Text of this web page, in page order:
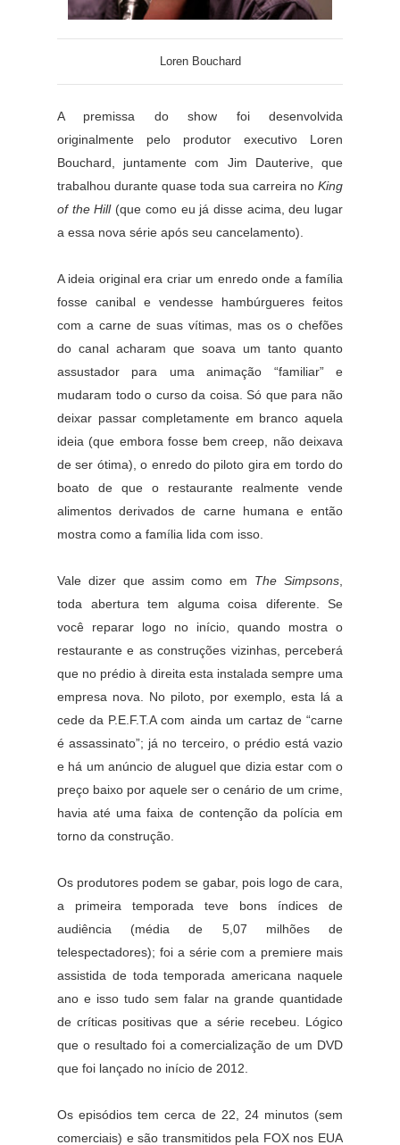
Loren Bouchard
A premissa do show foi desenvolvida
originalmente pelo produtor executivo Loren
Bouchard, juntamente com Jim Dauterive, que
trabalhou durante quase toda sua carreira no King
of the Hill(que como eu já disse acima, deu lugar
a essa nova série após seu cancelamento).
A ideia original era criar um enredo onde a família
fosse canibal e vendesse hambúrgueres feitos
com a carne de suas vítimas, mas os o chefões
do canal acharam que soava um tanto quanto
assustador para uma animação “familiar” e
mudaram todo o curso da coisa. Só que para não
deixar passar completamente em branco aquela
ideia (que embora fosse bem creep, não deixava
de ser ótima), o enredo do piloto gira em tordo do
boato de que o restaurante realmente vende
alimentos derivados de carne humana e então
mostra como a família lida com isso.
Vale dizer que assim como em The Simpsons
toda abertura tem alguma coisa diferente. Se
você reparar logo no início, quando mostra o
restaurante e as construções vizinhas, perceberá
que no prédio à direita esta instalada sempre uma
empresa nova. No piloto, por exemplo, esta lá a
cede da P.E.F.T.A com ainda um cartaz de “carne
é assassinato”; já no terceiro, o prédio está vazio
e há um anúncio de aluguel que dizia estar com o
preço baixo por aquele ser o cenário de um crime,
havia até uma faixa de contenção da polícia em
torno da construção.
Os produtores podem se gabar, pois logo de cara,
a primeira temporada teve bons índices de
audiência (média de 5,07 milhões de
telespectadores); foi a série com a premiere mais
assistida de toda temporada americana naquele
ano e isso tudo sem falar na grande quantidade
de críticas positivas que a série recebeu. Lógico
que o resultado foi a comercialização de um DVD
que foi lançado no início de 2012.
Os episódios tem cerca de 22, 24 minutos (sem
comerciais) e são transmitidos pela FOX nos EUA